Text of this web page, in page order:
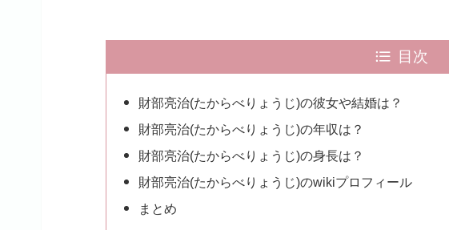
目次
財部亮治(たからべりょうじ)の彼女や結婚は？
財部亮治(たからべりょうじ)の年収は？
財部亮治(たからべりょうじ)の身長は？
財部亮治(たからべりょうじ)のwikiプロフィール
まとめ